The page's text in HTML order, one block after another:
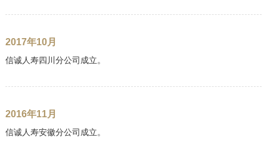
2017年10月
信诚人寿四川分公司成立。
2016年11月
信诚人寿安徽分公司成立。